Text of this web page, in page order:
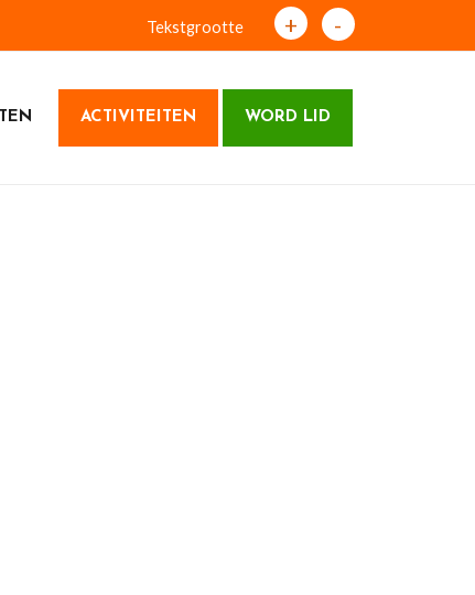
Tekstgrootte + -
ACTIVITEITEN WORD LID